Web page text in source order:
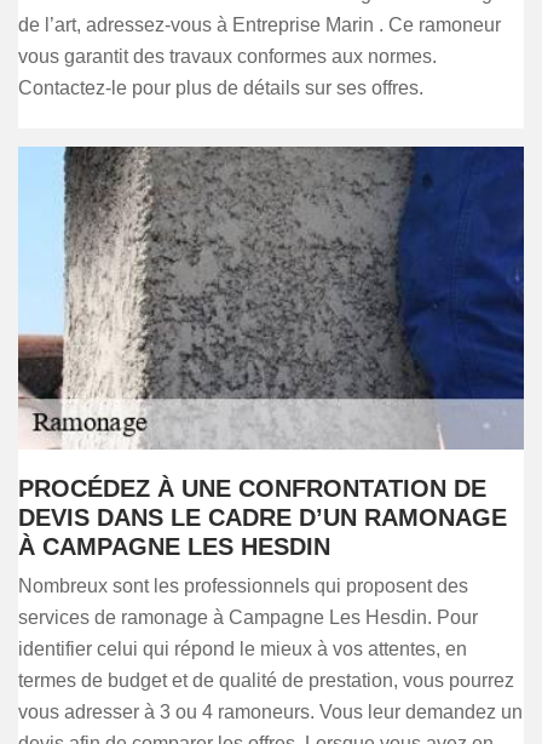
de l’art, adressez-vous à Entreprise Marin . Ce ramoneur
vous garantit des travaux conformes aux normes.
Contactez-le pour plus de détails sur ses offres.
PROCÉDEZ À UNE CONFRONTATION DE
DEVIS DANS LE CADRE D’UN RAMONAGE
À CAMPAGNE LES HESDIN
Nombreux sont les professionnels qui proposent des
services de ramonage à Campagne Les Hesdin. Pour
identifier celui qui répond le mieux à vos attentes, en
termes de budget et de qualité de prestation, vous pourrez
vous adresser à 3 ou 4 ramoneurs. Vous leur demandez un